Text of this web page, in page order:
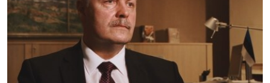
СУСПІЛЬСТВО
ЕКОНОМІКА
ІСТОРІЇ УСПІХУ УКРАЇНЦІВ
ТЕЛЕПРОГРАМИ
ЧАС-TIME
БРИФІНГ ГОЛОСУ АМЕРИКИ
ENGLISH
Learning English